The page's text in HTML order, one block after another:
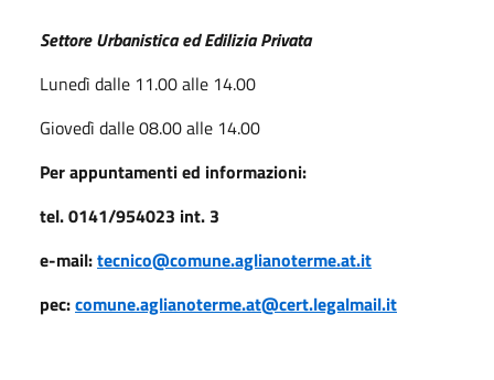
Settore Urbanistica ed Edilizia Privata
Lunedì dalle 11.00 alle 14.00
Giovedì dalle 08.00 alle 14.00
Per appuntamenti ed informazioni:
tel. 0141/954023 int. 3
e-mail:tecnico@comune.aglianoterme.at.it
pec:comune.aglianoterme.at@cert.legalmail.it